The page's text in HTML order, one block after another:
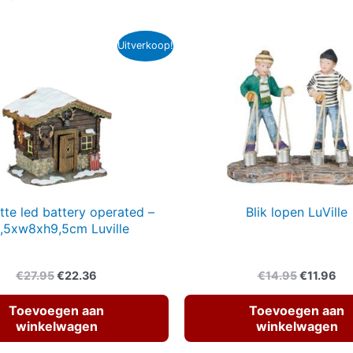
Uitverkoop!
led battery operated –
Luville
€27.95Oorspronkelijke
€27.95.
€22.36
€22.36.
Toevoegen aan
winkelwagen
Blik lopen LuVille
€14.95
€14.95.
€11.96
Toevoegen aan
winkelwagen